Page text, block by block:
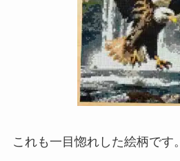
これも一目惚れした絵柄です。